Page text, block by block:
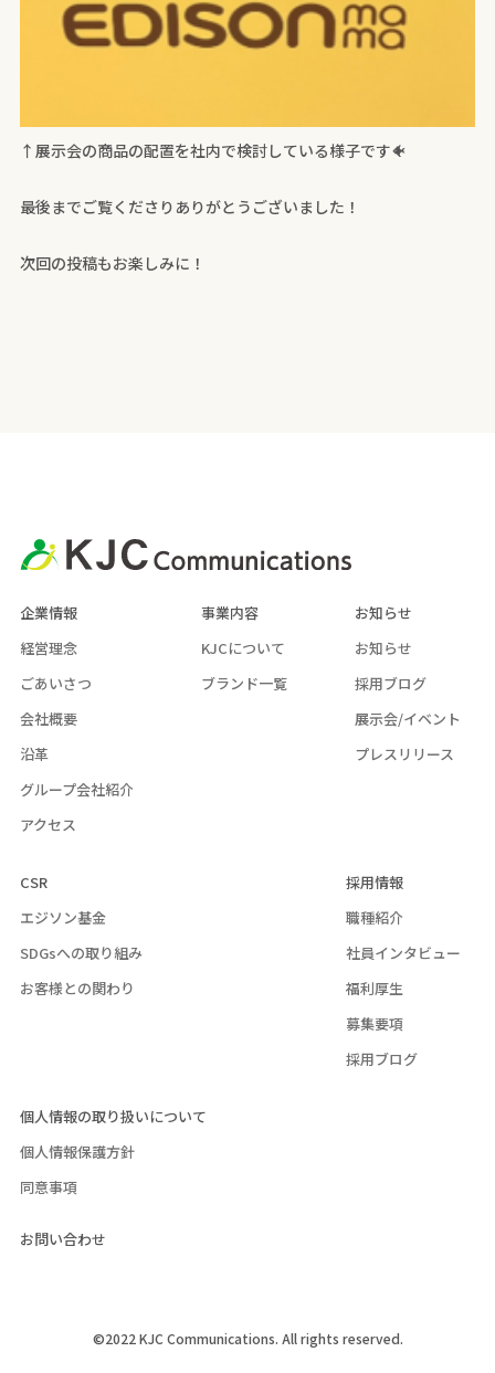
↑展示会の商品の配置を社内で検討している様子です🐠
最後までご覧くださりありがとうございました！
次回の投稿もお楽しみに！
企業情報
経営理念
ごあいさつ
会社概要
沿革
グループ会社紹介
アクセス
事業内容
KJCについて
ブランド一覧
お知らせ
お知らせ
採用ブログ
展示会/イベント
プレスリリース
CSR
エジソン基金
SDGsへの取り組み
お客様との関わり
採用情報
職種紹介
社員インタビュー
福利厚生
募集要項
採用ブログ
個人情報の取り扱いについて
個人情報保護方針
同意事項
お問い合わせ
©2022 KJC Communications. All rights reserved.